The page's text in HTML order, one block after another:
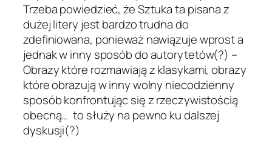
Trzeba powiedzieć, że Sztuka ta pisana z
dużej litery jest bardzo trudna do
zdefiniowana, ponieważ nawiązuje wprost a
jednak w inny sposób do autorytetów(?) –
Obrazy które rozmawiają z klasykami, obrazy
które obrazują w inny wolny niecodzienny
sposób konfrontując się z rzeczywistością
obecną… to służy na pewno ku dalszej
dyskusji(?)